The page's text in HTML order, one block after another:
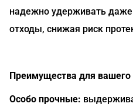
надежно удерживать
отходы, снижая риск
Преимущества для вашего
Особо прочные: